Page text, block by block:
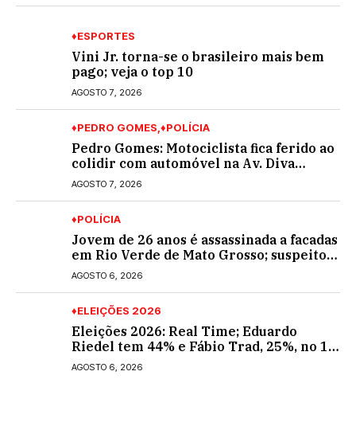
♦ESPORTES
Vini Jr. torna-se o brasileiro mais bem
pago; veja o top 10
AGOSTO 7, 2026
♦PEDRO GOMES ♦POLÍCIA
Pedro Gomes: Motociclista fica ferido ao
colidir com automóvel na Av. Diva
Araújo; ele não tinha CNH
AGOSTO 7, 2026
♦POLÍCIA
Jovem de 26 anos é assassinada a facadas
em Rio Verde de Mato Grosso; suspeito é
procurado
AGOSTO 6, 2026
♦ELEIÇÕES 2026
Eleições 2026: Real Time; Eduardo
Riedel tem 44% e Fábio Trad, 25%, no 1º
turno para o governo do MS
AGOSTO 6, 2026